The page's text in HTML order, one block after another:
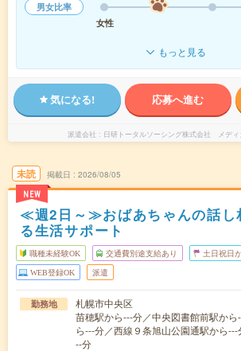
男女比率
女性
もっと見る
気になる! 応募へ進む
派遣会社 日研トータルソーシング株式会社 メディ
未読
NEW
掲載日 2026/08/05
≪週2日～≫おばあちゃんの話し
る生活サポート
職種未経験OK 交通費別途支給あり 土日祝日
WEB登録OK 派遣
勤務地
札幌市中央区
苗穂駅から---分／中央図書館前駅か
ら---分／西線９条旭山公園通駅から
--分